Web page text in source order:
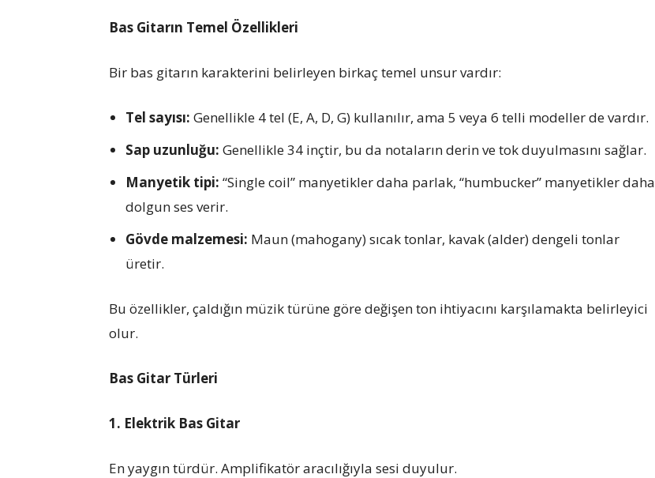
Bas Gitarın Temel Özellikleri
Bir bas gitarın karakterini belirleyen birkaç temel unsur vardır:
Tel sayısı: Genellikle 4 tel (E, A, D, G) kullanılır, ama 5 veya 6 telli modeller de vardır.
Sap uzunluğu: Genellikle 34 inçtir, bu da notaların derin ve tok duyulmasını sağlar.
Manyetik tipi: “Single coil” manyetikler daha parlak, “humbucker” manyetikler daha
dolgun ses verir.
Gövde malzemesi: Maun (mahogany) sıcak tonlar, kavak (alder) dengeli tonlar
üretir.
Bu özellikler, çaldığın müzik türüne göre değişen ton ihtiyacını karşılamakta belirleyici
olur.
Bas Gitar Türleri
1. Elektrik Bas Gitar
En yaygın türdür. Amplifikatör aracılığıyla sesi duyulur.